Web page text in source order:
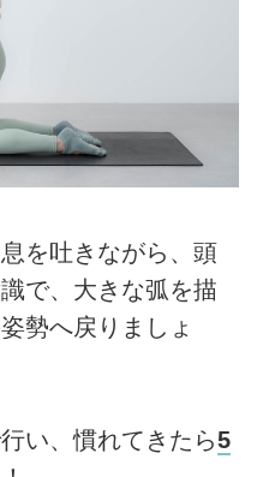
を吐きながら、頭
で、大きな弧を描
勢へ戻りましょ
い、慣れてきたら5